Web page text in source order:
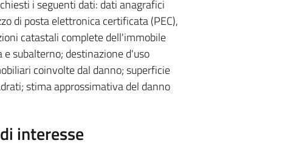
i seguenti dati: dati anagrafici
di posta elettronica certificata (PEC),
catastali complete dell'immobile
subalterno; destinazione d'uso
coinvolte dal danno; superficie
stima approssimativa del danno
interesse